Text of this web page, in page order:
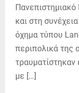
Πανεπιστημιακό
και στη
όχημα τύπου
περιπολικά της
με […]